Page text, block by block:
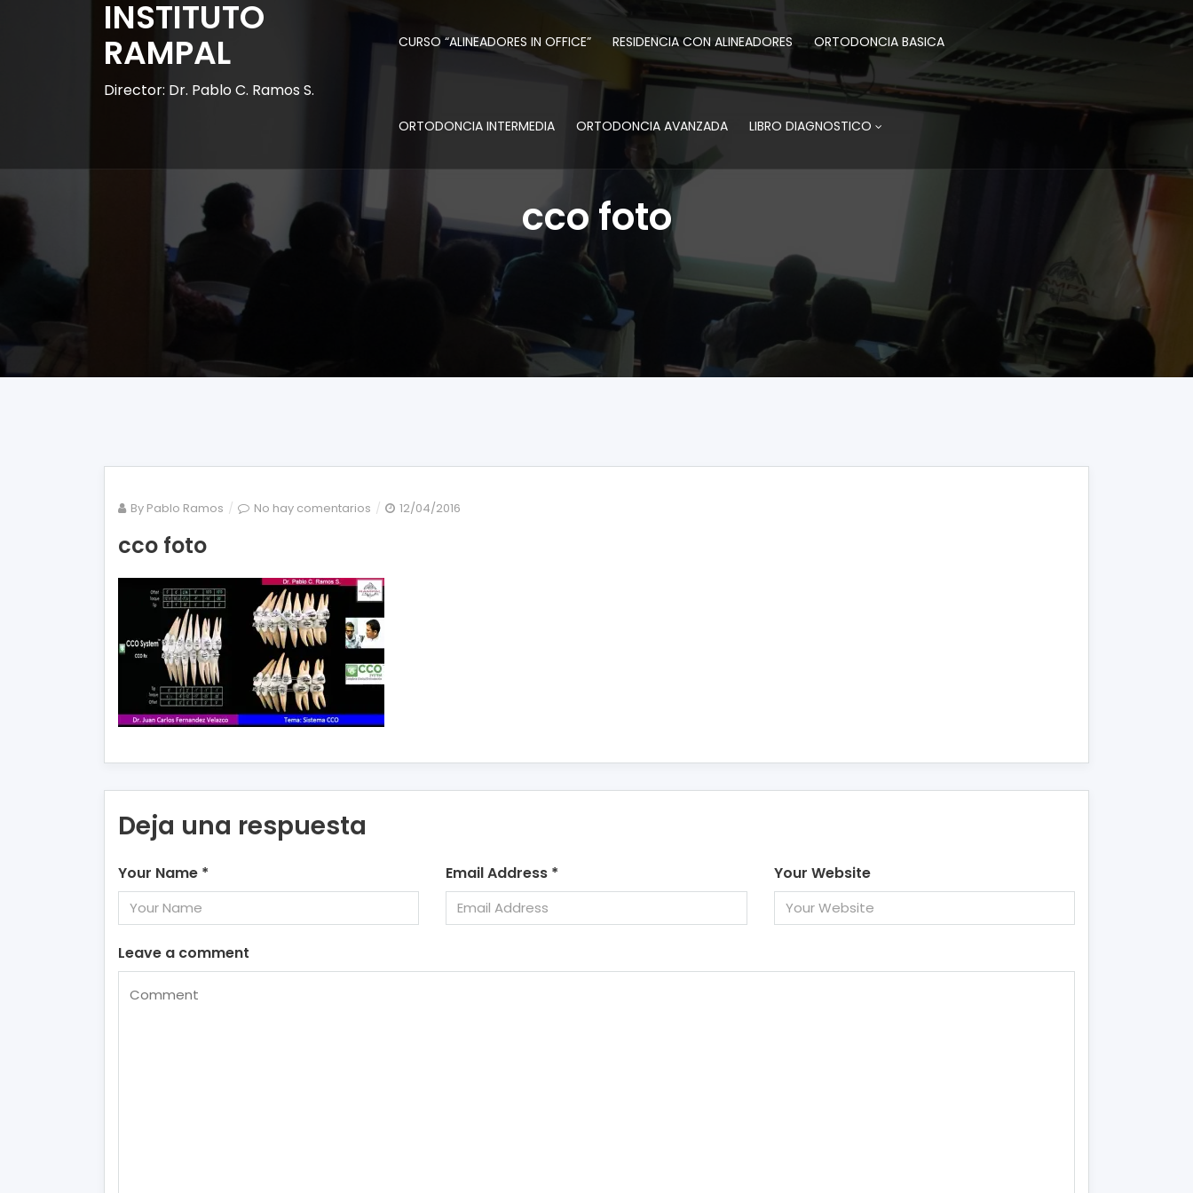
INSTITUTO
RAMPAL
Director: Dr. Pablo C. Ramos S.
CURSO “ALINEADORES IN OFFICE” RESIDENCIA CON ALINEADORES ORTODONCIA BASICA
ORTODONCIA INTERMEDIA ORTODONCIA AVANZADA LIBRO DIAGNOSTICO
cco foto
By Pablo Ramos No hay comentarios en
12/04/2016
cco foto
Deja una respuesta
Your Name * Email Address * Your Website
Leave a comment